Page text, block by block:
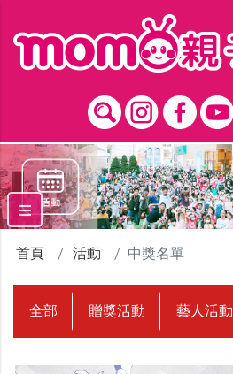
首頁 活動 中獎名單
全部 贈獎活動 藝人活動